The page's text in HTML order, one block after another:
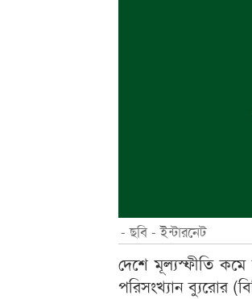
- ছবি - ইন্টারনেট
দেশে মূল্যস্ফীতি কমে
পরিসংখ্যান ব্যুরোর